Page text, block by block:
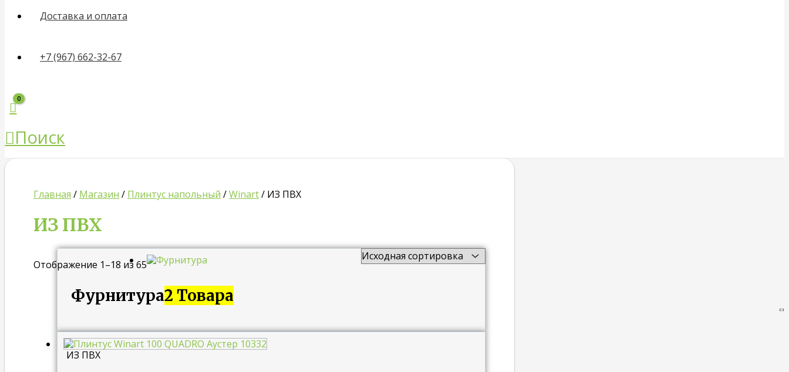
Доставка и оплата
+7 (967) 662-32-67
Поиск
Главная / Магазин / Плинтус напольный /Winart/ ИЗ ПВХ
ИЗ ПВХ
Отображение 1–18 из 65
Фурнитура2 Товара
ИЗ ПВХ